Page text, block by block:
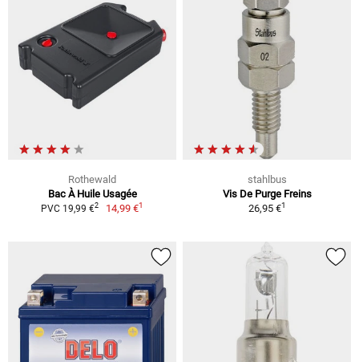
Rothewald
Bac À Huile Usagée
PVC 19,99 €2 14,99 €1
stahlbus
Vis De Purge Freins
26,95 €1